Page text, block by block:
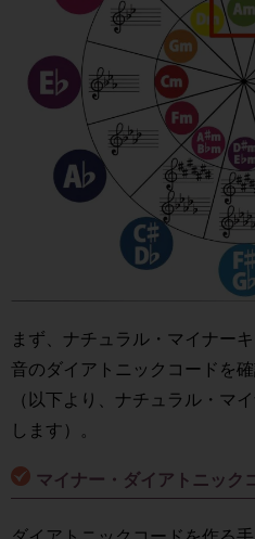
まず、ナチュラル・マイナー
音のダイアトニックコードを確
（以下より、ナチュラル・マ
します）。
マイナー・ダイアトニック